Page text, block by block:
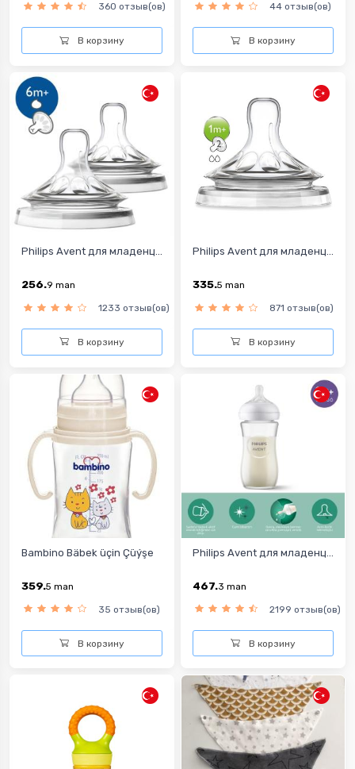
360 отзыв(ов)
В корзину
44 отзыв(ов)
В корзину
Philips Avent для младенц...
256.9 man
1233 отзыв(ов)
В корзину
Philips Avent для младенц...
335.5 man
871 отзыв(ов)
В корзину
Bambino Bäbek üçin Çüýşe
359.5 man
35 отзыв(ов)
В корзину
Philips Avent для младенц...
467.3 man
2199 отзыв(ов)
В корзину